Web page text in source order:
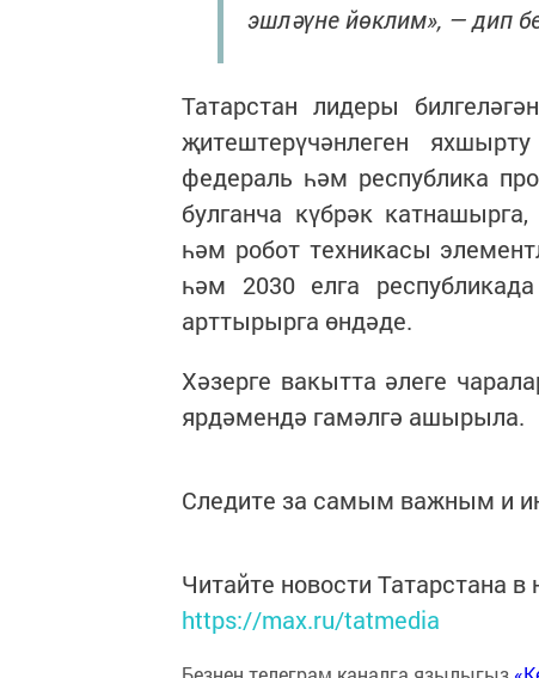
эшләүне йөклим», — дип
Татарстан лидеры
җитештерүчәнлеген
федераль һәм республика
булганча күбрәк
һәм робот техникасы
һәм 2030 елга
арттырырга өндәде.
Хәзерге вакытта әлеге
ярдәмендә гамәлгә ашырыла.
Следите за самым важным и
Читайте новости Татарстана
https://max.ru/tatmedia